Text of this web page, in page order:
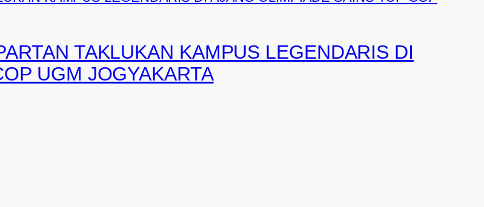
TAKLUKAN KAMPUS LEGENDARIS DI
UGM JOGYAKARTA